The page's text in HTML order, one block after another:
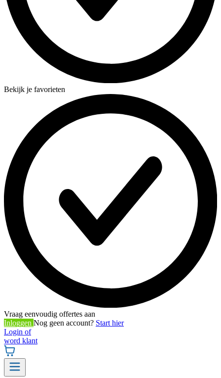
Bekijk je favorieten
Vraag eenvoudig offertes aan
Inloggen Nog geen account? Start hier
Login of
word klant